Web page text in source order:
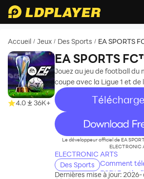
Accueil / Jeux / Des Sports / EA SPORTS
4.0 36K+
EA SPORTS
Mobile
Jouez au jeu de football du
coupe avec la Ligue 1 et de
recommend
Le développeur officiel de EA
ELECTRONIC
ELECTRONIC ARTS
Des Sports
Comment
FC™
Dernières mise à jour: 2026-